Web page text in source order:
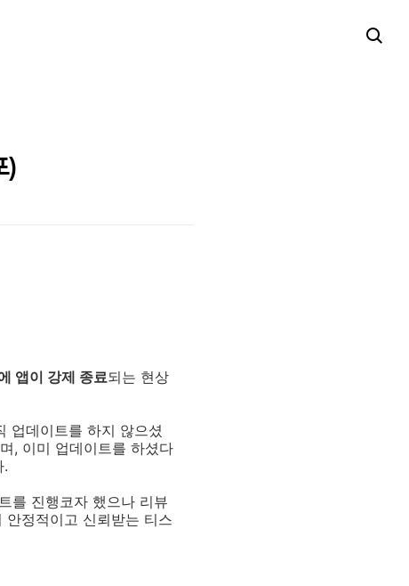
)
앱이 강제 종료되는 현상
업데이트를 하지 않으셨
, 이미 업데이트를 하셨다
.
를 진행코자 했으나 리뷰
정적이고 신뢰받는 티스